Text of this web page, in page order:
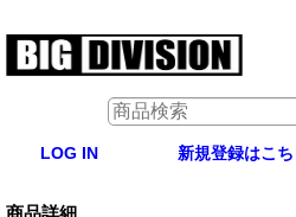
LOG IN 新規登録はこち
商品詳細